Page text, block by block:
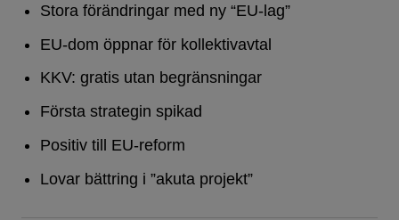
Stora förändringar med ny “EU-lag”
EU-dom öppnar för kollektivavtal
KKV: gratis utan begränsningar
Första strategin spikad
Positiv till EU-reform
Lovar bättring i ”akuta projekt”